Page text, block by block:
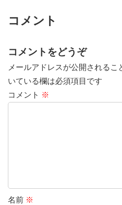
コメント
コメントをどうぞ
メールアドレスが公開されるこ
いている欄は必須項目です
コメント ※
名前 ※